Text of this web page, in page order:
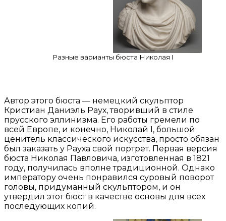
Разные варианты бюста Николая I
Автор этого бюста — немецкий скульптор
Кристиан Даниэль Раух, творивший в стиле
прусского эллинизма. Его работы гремели по
всей Европе, и конечно, Николай I, большой
ценитель классического искусства, просто обязан
был заказать у Рауха свой портрет. Первая версия
бюста Николая Павловича, изготовленная в 1821
году, получилась вполне традиционной. Однако
императору очень понравился суровый поворот
головы, придуманный скульптором, и он
утвердил этот бюст в качестве основы для всех
последующих копий.